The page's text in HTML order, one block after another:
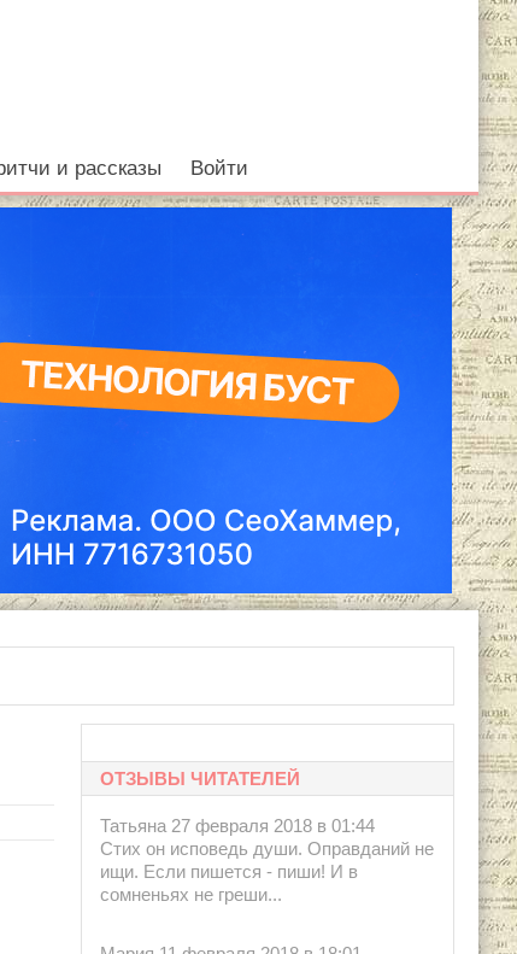
и рассказы Войти
Советская Россия, 1967.
ОТЗЫВЫ ЧИТАТЕЛЕЙ
Татьяна 27 февраля 2018 в 01:44
Стих он исповедь души. Оправданий не
ищи. Если пишется - пиши! И в
сомненьях не греши...